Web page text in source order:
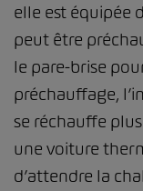
elle est équipée
peut être
le pare-brise
préchauffage,
se réchauffe
une voiture
d’attendre la